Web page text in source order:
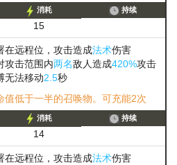
消耗
15
持续
在远程位，攻击造成法术伤害
攻击范围内两名敌人造成420%攻击
无法移动2.5秒
值低于一半的召唤物。可充能2次
消耗
14
持续
在远程位，攻击造成法术伤害